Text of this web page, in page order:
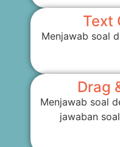
Text
Menjawab soal
Drag
Menjawab soal
jawaban